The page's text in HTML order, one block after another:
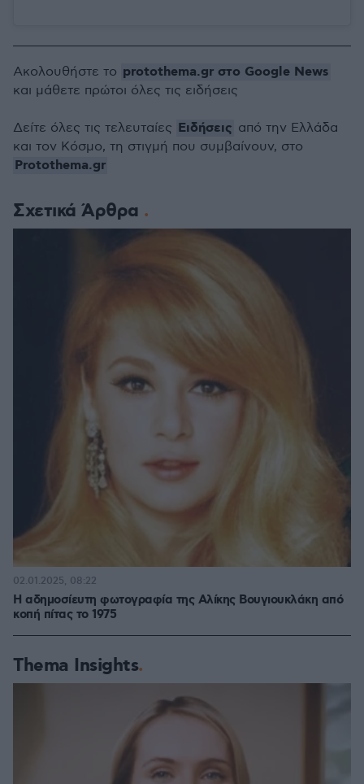
Σχετικά Άρθρα
Η αδημοσίευτη φωτογραφία της Αλίκης Βουγιουκλάκη από
κοπή πίτας το 1975
02.01.2025, 08:22
Thema Insights
Ακολουθήστε το protothema.gr στο Google News
και μάθετε πρώτοι όλες τις ειδήσεις
Δείτε όλες τις τελευταίες Ειδήσεις από την Ελλάδα
και τον Κόσμο, τη στιγμή που συμβαίνουν, στο
Protothema.gr